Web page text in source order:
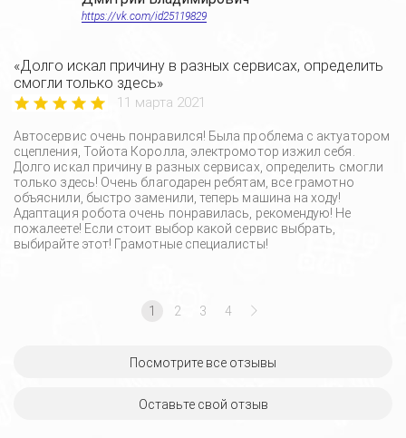
https://vk.com/id25119829
«Долго искал причину в разных сервисах, определить
смогли только здесь»
11 марта 2021
Автосервис очень понравился! Была проблема с актуатором
сцепления, Тойота Королла, электромотор изжил себя.
Долго искал причину в разных сервисах, определить смогли
только здесь! Очень благодарен ребятам, все грамотно
объяснили, быстро заменили, теперь машина на ходу!
Адаптация робота очень понравилась, рекомендую! Не
пожалеете! Если стоит выбор какой сервис выбрать,
выбирайте этот! Грамотные специалисты!
1 2 3 4
Посмотрите все отзывы
Оставьте свой отзыв